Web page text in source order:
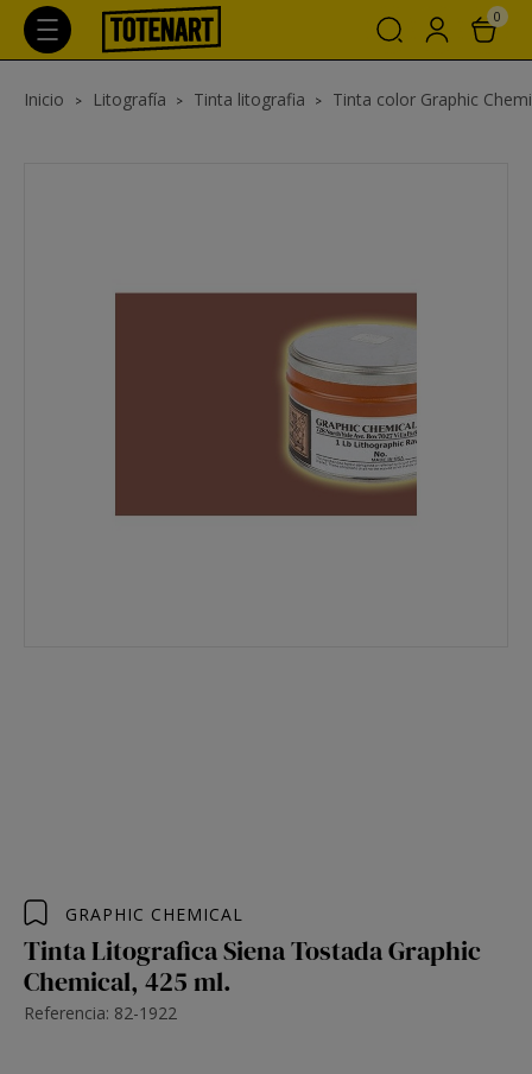
0
Inicio Litografía Tinta litografia Tinta color Graphic
GRAPHIC CHEMICAL
Tinta Litografica Siena Tostada Graphic
Chemical, 425 ml.
Referencia: 82-1922